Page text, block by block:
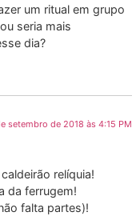
um ritual em grupo
seria mais
dia?
setembro de 2018 às 4:15 PM
relíquia!
da ferrugem!
falta partes)!